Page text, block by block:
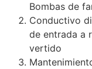
Bombas de
Conductivo
de entrada a
vertido